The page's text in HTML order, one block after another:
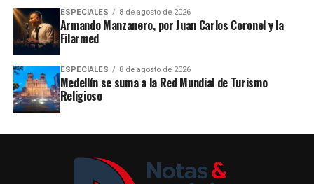
ESPECIALES 8 de agosto de 2026
Armando Manzanero, por Juan Carlos Coronel y la
Filarmed
ESPECIALES 8 de agosto de 2026
Medellín se suma a la Red Mundial de Turismo
Religioso